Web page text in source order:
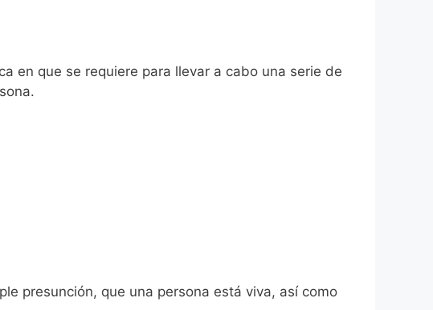
en que se requiere para llevar a cabo una serie de
presunción, que una persona está viva, así como